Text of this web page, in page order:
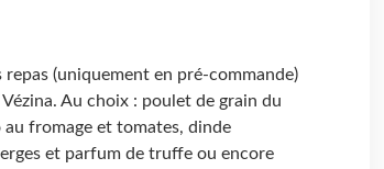
(uniquement en pré-commande)
Au choix : poulet de grain du
fromage et tomates, dinde
et parfum de truffe ou encore